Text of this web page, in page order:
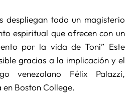
despliegan todo un magisterio
espiritual que ofrecen con un
por la vida de Toni” Este
gracias a la implicación y el
venezolano Félix Palazzi,
Boston College.